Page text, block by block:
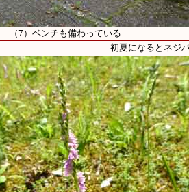
（7）ベンチも備わっている
初夏になるとネジ